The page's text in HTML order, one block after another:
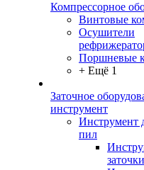
Компрессорное
Винтовые
Осушители
Поршневые
+ Ещё 1
Заточное
инструмент
Инструмент
пил